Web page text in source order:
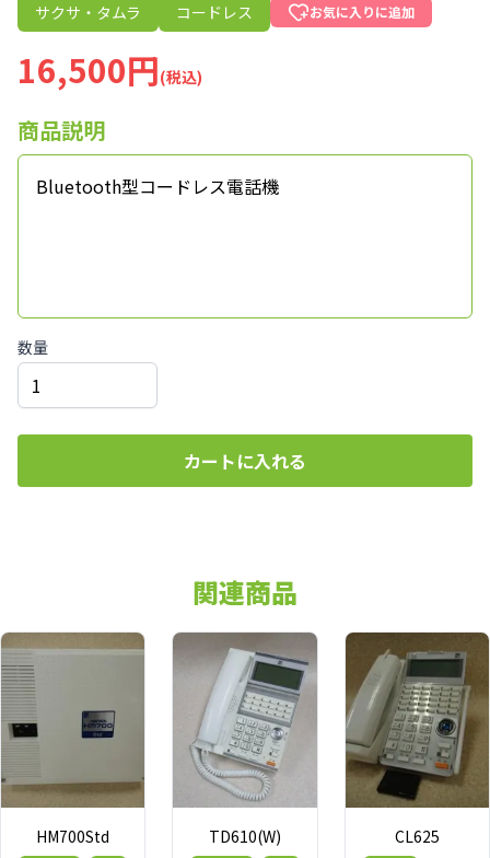
サクサ・タムラ コードレス お気に入りに追加
16,500円(税込)
商品説明
Bluetooth型コードレス電話機
数量
カートに入れる
関連商品
HM700Std TD610(W) CL625